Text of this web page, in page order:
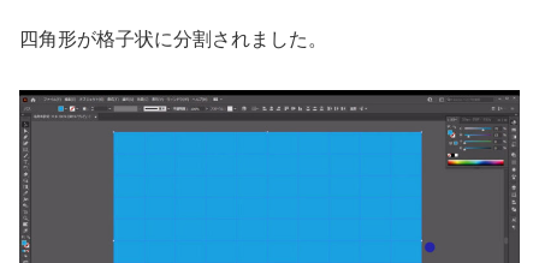
四角形が格子状に分割されました。